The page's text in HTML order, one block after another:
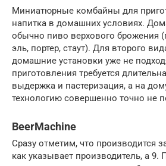
Миниатюрные комбайны для
напитка в домашних условиях.
обычно пиво верхового брожения
эль, портер, стаут). Для второго
домашние установки уже не
приготовления требуется
выдержка и пастеризация, а на
технологию совершенно точно не
BeerMachine
Сразу отметим, что производится
как указывает производитель, а 9.